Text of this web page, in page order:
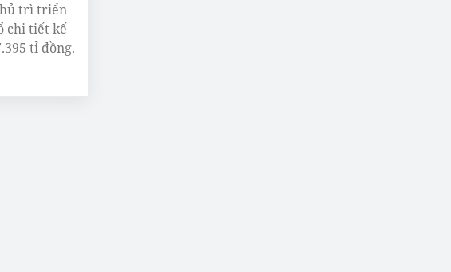
trì triển
chi tiết kế
tỉ đồng.